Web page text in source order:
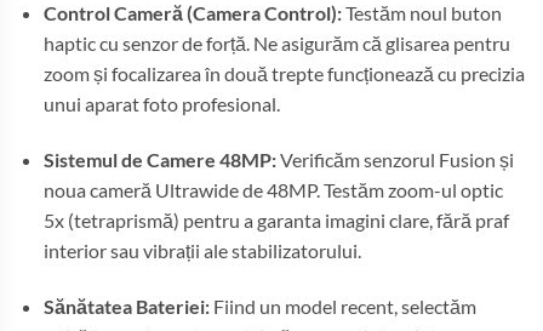
Control Cameră (Camera Control):Testăm noul buton
haptic cu senzor de forță. Ne asigurăm că glisarea pentru
zoom și focalizarea în două trepte funcționează cu precizia
unui aparat foto profesional.
Sistemul de Camere 48MP:Verificăm senzorul Fusion și
noua cameră Ultrawide de 48MP. Testăm zoom-ul optic
5x (tetraprismă) pentru a garanta imagini clare, fără praf
interior sau vibrații ale stabilizatorului.
Sănătatea Bateriei:Fiind un model recent, selectăm